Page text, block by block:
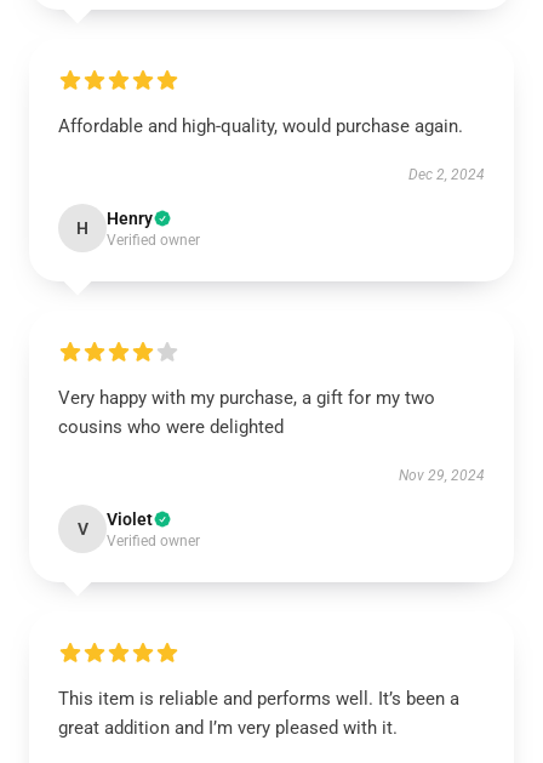
Affordable and high-quality, would purchase again.
Dec 2, 2024
H Henry
Verified owner
Very happy with my purchase, a gift for my two
cousins who were delighted
Nov 29, 2024
V Violet
Verified owner
This item is reliable and performs well. It’s been a
great addition and I’m very pleased with it.